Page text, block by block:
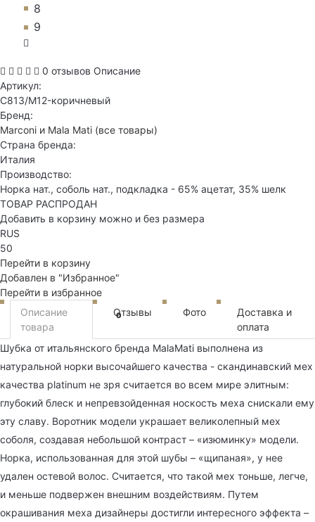
8
9
0 отзывов Описание
Артикул:
C813/M12-коричневый
Бренд:
Marconi и Mala Mati (все товары)
Страна бренда:
Италия
Производство:
Норка нат., соболь нат., подкладка - 65% ацетат, 35% шелк
ТОВАР РАСПРОДАН
Добавить в корзину можно и без размера
RUS
50
Перейти в корзину
Добавлен в "Избранное"
Перейти в избранное
Описание
товара
Отзывы
0 Фото
Доставка и
оплата
Шубка от итальянского бренда MalaMati выполнена из
натуральной норки высочайшего качества - скандинавский мех
качества platinum не зря считается во всем мире элитным:
глубокий блеск и непревзойденная носкость меха снискали ему
эту славу. Воротник модели украшает великолепный мех
соболя, создавая небольшой контраст – «изюминку» модели.
Норка, использованная для этой шубы – «щипаная», у нее
удален остевой волос. Считается, что такой мех тоньше, легче,
и меньше подвержен внешним воздействиям. Путем
окрашивания меха дизайнеры достигли интересного эффекта –